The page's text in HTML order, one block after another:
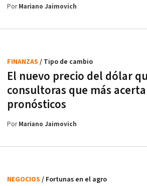
PorMariano Jaimovich
El nuevo precio del dólar
consultoras que más
pronósticos
FINANZAS / Tipo de cambio
PorMariano Jaimovich
NEGOCIOS / Fortunas en el agro